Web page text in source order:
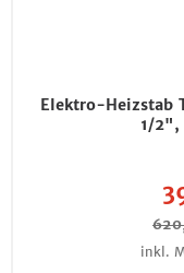
Elektro-Heizstab
1/2",
inkl.